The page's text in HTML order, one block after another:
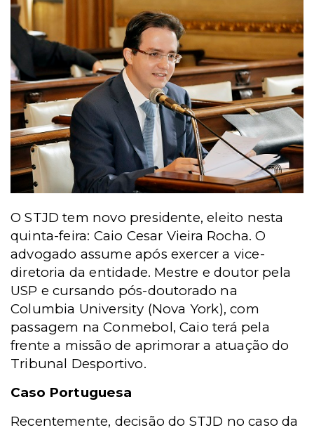
O STJD tem novo presidente, eleito nesta
quinta-feira: Caio Cesar Vieira Rocha. O
advogado assume após exercer a vice-
diretoria da entidade. Mestre e doutor pela
USP e cursando pós-doutorado na
Columbia University (Nova York), com
passagem na Conmebol, Caio terá pela
frente a missão de aprimorar a atuação do
Tribunal Desportivo.
Caso Portuguesa
Recentemente, decisão do STJD no caso da